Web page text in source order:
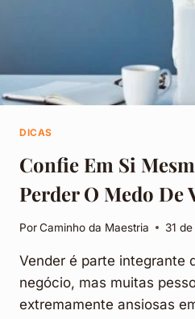
DICAS
Confie Em Si
Perder O Medo De
PorCaminho da Maestria 31
Vender é parte integrante
negócio, mas muitas
extremamente ansiosas